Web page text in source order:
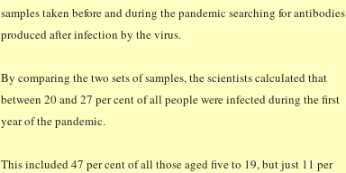
samples taken before and during the pandemic searching for antibodies
produced after infection by the virus.
By comparing the two sets of samples, the scientists calculated that
between 20 and 27 per cent of all people were infected during the first
year of the pandemic.
This included 47 per cent of all those aged five to 19, but just 11 per